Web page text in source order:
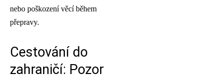
nebo poškození věcí během
přepravy.
Cestování do
zahraničí: Pozor